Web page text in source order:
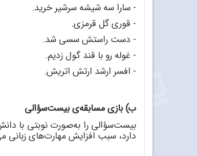
- سارا سه شیشه سرشیر خرید.
- قوری گل قرمزی.
- دست راستش سسی شد.
- غوله رو با قند گول زدیم.
- افسر ارشد ارتش اتریش.
ب) بازی مسابقهی بیستسؤالی
بیستسؤالی را بهصورت نوبتی با
دارد، سبب افزایش مهارتهای زبانی